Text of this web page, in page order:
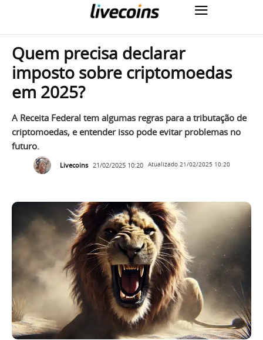
Quem precisa declarar
imposto sobre criptomoedas
em 2025?
A Receita Federal tem algumas regras para a tributação de
criptomoedas, e entender isso pode evitar problemas no
futuro.
Livecoins 21/02/2025 10:20 Atualizado 21/02/2025 10:20